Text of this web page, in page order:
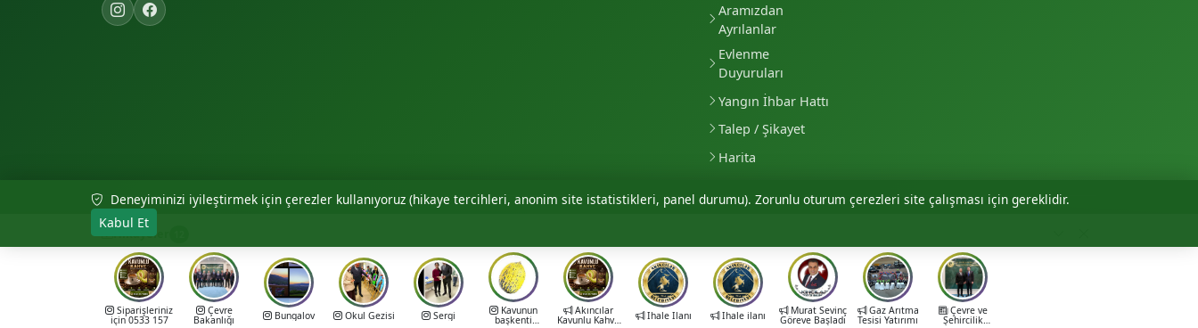
Aramızdan
Ayrılanlar
Evlenme
Duyuruları
Yangın İhbar Hattı
Talep / Şikayet
Harita
© 2026 Akıncılar Belediyesi — Tüm hakları saklıdır.
Deneyiminizi iyileştirmek için çerezler kullanıyoruz (hikaye tercihleri, anonim site istatistikleri, panel durumu). Zorunlu oturum çerezleri site çalışması için gereklidir.
Kabul Et
Hikayeler
Siparişleriniz
için 0533 157
Çevre
Bakanlığı Bungalov Okul Gezisi Sergi Kavunun
başkenti
Akıncılar
Kavunlu Kahve İhale İlanı İhale ilanı Murat Sevinç
Göreve Başladı
Gaz Arıtma
Tesisi Yatırımı
Çevre ve
Şehircilik